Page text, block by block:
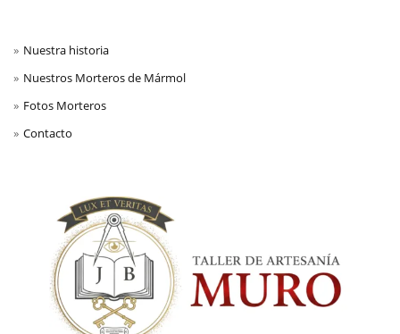
Nuestra historia
Nuestros Morteros de Mármol
Fotos Morteros
Contacto